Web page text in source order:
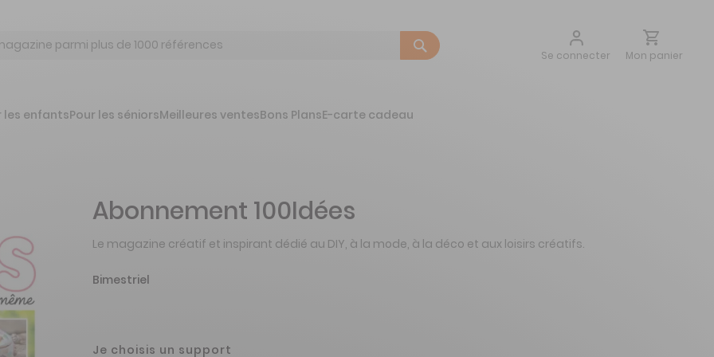
Se connecter
Aller
Mon panier
les enfantsPour les séniorsMeilleures ventesBons PlansE-carte cadeau
Abonnement 100Idées
Le magazine créatif et inspirant dédié au DIY, à la mode, à la déco et aux loisirs créatifs.
Bimestriel
Je choisis un support